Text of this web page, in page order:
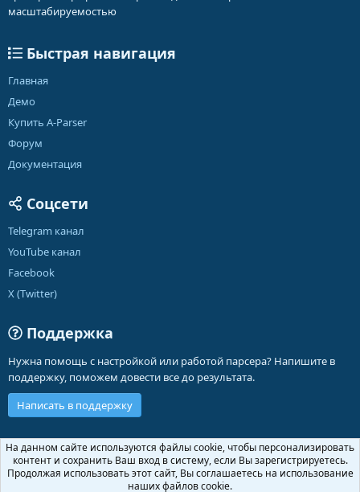
масштабируемостью
Быстрая навигация
Главная
Демо
Купить A-Parser
Форум
Документация
Соцсети
Telegram канал
YouTube канал
Facebook
X (Twitter)
Поддержка
Нужна помощь с настройкой или работой парсера? Напишите в
поддержку, поможем довести все до результата.
Написать в поддержку
Russian (RU)
Обратная связь
Условия и правила
Политика конфиденциальности
Помощь
На данном сайте используются файлы cookie, чтобы персонализировать
контент и сохранить Ваш вход в систему, если Вы зарегистрируетесь.
Продолжая использовать этот сайт, Вы соглашаетесь на использование
наших файлов cookie.